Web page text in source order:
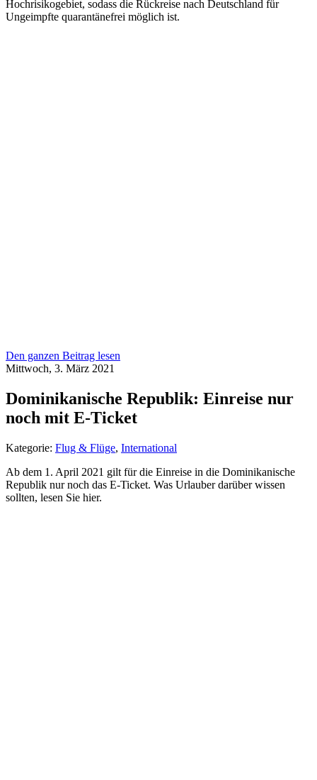
Hochrisikogebiet, sodass die Rückreise nach Deutschland für
Ungeimpfte quarantänefrei möglich ist.
Den ganzen Beitrag lesen
Mittwoch, 3. März 2021
Dominikanische Republik: Einreise nur
noch mit E-Ticket
Kategorie: Flug & Flüge, International
Ab dem 1. April 2021 gilt für die Einreise in die Dominikanische
Republik nur noch das E-Ticket. Was Urlauber darüber wissen
sollten, lesen Sie hier.